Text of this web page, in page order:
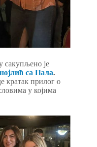
сакупљено је
са Пала.
кратак прилог о
у којима